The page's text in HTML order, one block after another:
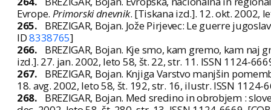
Evrope. Primorski dnevnik. [Tiskana izd.]. 12. okt. 2002,
265.
BREZIGAR, Bojan. Jože Pirjevec: Le guerre
ID8338765]
266.
BREZIGAR, Bojan. Kje smo, kam gremo, kam
izd.]. 27. jan. 2002, leto 58, št. 22, str. 11. ISSN 1124-
267.
BREZIGAR, Bojan. Knjiga Varstvo manjšin
18. avg. 2002, leto 58, št. 192, str. 16, ilustr. ISSN 1124-
268.
BREZIGAR, Bojan. Med sredino in obrobjem :